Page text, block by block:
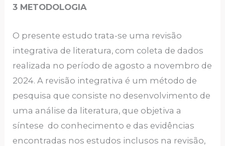
3 METODOLOGIA
O presente estudo trata-se uma revisão
integrativa de literatura, com coleta de dados
realizada no período de agosto a novembro de
2024. A revisão integrativa é um método de
pesquisa que consiste no desenvolvimento de
uma análise da literatura, que objetiva a
síntese do conhecimento e das evidências
encontradas nos estudos inclusos na revisão,